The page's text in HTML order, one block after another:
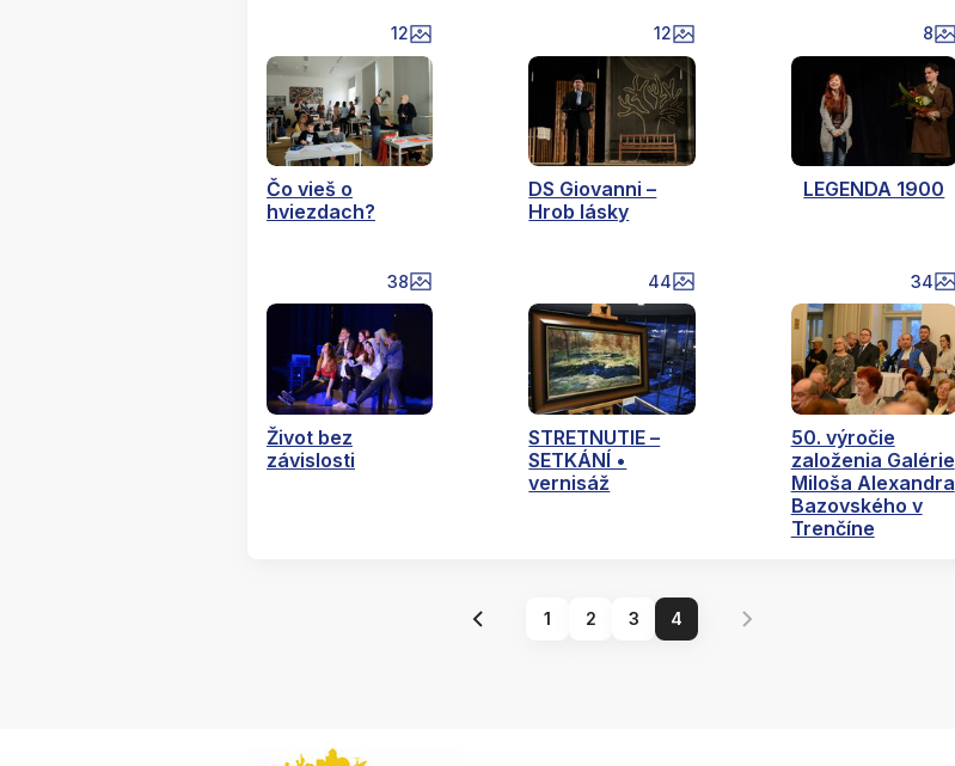
12
Čo vieš o
hviezdach?
12
DS Giovanni –
Hrob lásky
8
LEGENDA 1900
38
Život bez
závislosti
44
STRETNUTIE –
SETKÁNÍ •
vernisáž
34
50. výročie
založenia Galérie
Miloša Alexandra
Bazovského v
Trenčíne
1 2 3 4